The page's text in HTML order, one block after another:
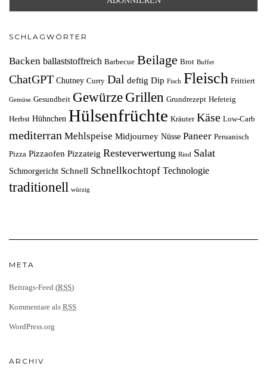
SCHLAGWÖRTER
Backen ballaststoffreich Barbecue Beilage Brot Buffet
ChatGPT Chutney Curry Dal deftig Dip Fisch Fleisch Frittiert
Gemüse Gesundheit Gewürze Grillen Grundrezept Hefeteig
Herbst Hühnchen Hülsenfrüchte Kräuter Käse Low-Carb
mediterran Mehlspeise Midjourney Nüsse Paneer Peruanisch
Pizza Pizzaofen Pizzateig Resteverwertung Rind Salat
Schmorgericht Schnell Schnellkochtopf Technologie
traditionell würzig
META
Beitrags-Feed (RSS)
Kommentare als RSS
WordPress.org
ARCHIV